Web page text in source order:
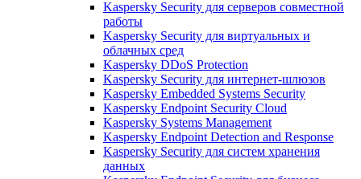
Kaspersky Security для серверов совместной
работы
Kaspersky Security для виртуальных и
облачных сред
Kaspersky DDoS Protection
Kaspersky Security для интернет-шлюзов
Kaspersky Embedded Systems Security
Kaspersky Endpoint Security Cloud
Kaspersky Systems Management
Kaspersky Endpoint Detection and Response
Kaspersky Security для систем хранения
данных